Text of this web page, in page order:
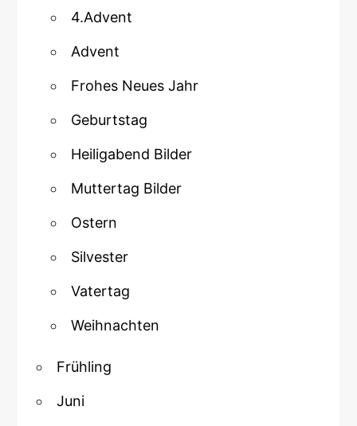
4.Advent
Advent
Frohes Neues Jahr
Geburtstag
Heiligabend Bilder
Muttertag Bilder
Ostern
Silvester
Vatertag
Weihnachten
Frühling
Juni